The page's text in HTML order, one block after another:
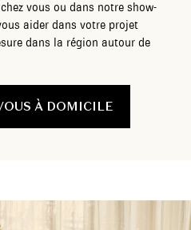
vous ou dans notre show-
aider dans votre projet
dans la région autour de
À DOMICILE